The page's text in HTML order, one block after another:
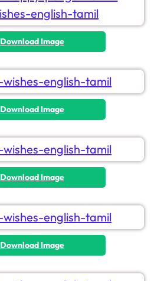
Download Image
Download Image
Download Image
Download Image